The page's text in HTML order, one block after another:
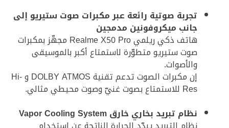
تجربة صوتية رائعة عبر مكبرات صوت ستيريو إلى
جانب ميكروفونين مدمجين
هاتف ذكي ريلمي Realme X50 Pro مجهّز بمكبرات
صوت ستيريو متطوّرة لاستمتاع أكبر بالموسيقى
والأصوات.
إن مكبرات الصوت تدعم تقنية DOLBY ATMOS و Hi-
Res للاستمتاع بصوت غنيّ وصوت محيطي مثالي.
نظام تبريد بخاري خارق Vapor Cooling System